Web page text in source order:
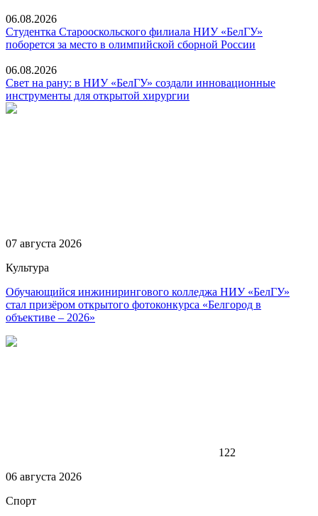
06.08.2026
Студентка Старооскольского филиала НИУ «БелГУ»
поборется за место в олимпийской сборной России
06.08.2026
Свет на рану: в НИУ «БелГУ» создали инновационные
инструменты для открытой хирургии
07 августа 2026
Культура
Обучающийся инжинирингового колледжа НИУ «БелГУ»
стал призёром открытого фотоконкурса «Белгород в
объективе – 2026»
122
06 августа 2026
Спорт